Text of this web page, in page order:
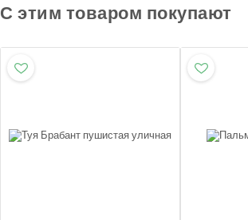
С этим товаром покупают